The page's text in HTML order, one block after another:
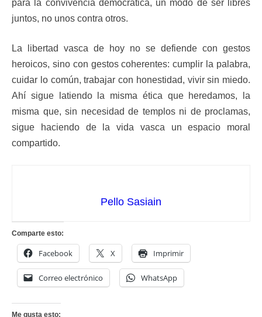
para la convivencia democrática, un modo de ser libres
juntos, no unos contra otros.
La libertad vasca de hoy no se defiende con gestos
heroicos, sino con gestos coherentes: cumplir la palabra,
cuidar lo común, trabajar con honestidad, vivir sin miedo.
Ahí sigue latiendo la misma ética que heredamos, la
misma que, sin necesidad de templos ni de proclamas,
sigue haciendo de la vida vasca un espacio moral
compartido.
Pello Sasiain
Comparte esto:
Facebook X Imprimir
Correo electrónico WhatsApp
Me gusta esto: